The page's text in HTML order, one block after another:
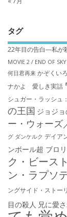
タグ
22年目の告白―私が
MOVIE 2 / END OF SKY
何日君再来 かぞくい
ナかよ 愛しき実話
シュガー・ラッシュ
の王国 ジョジ
ー・ウォーズ
グ ダンケルク デイア
ンボール超 ブロ
ク・ビース
ン・ラプソ
ングサイド・ストー
目の殺人 兄に愛